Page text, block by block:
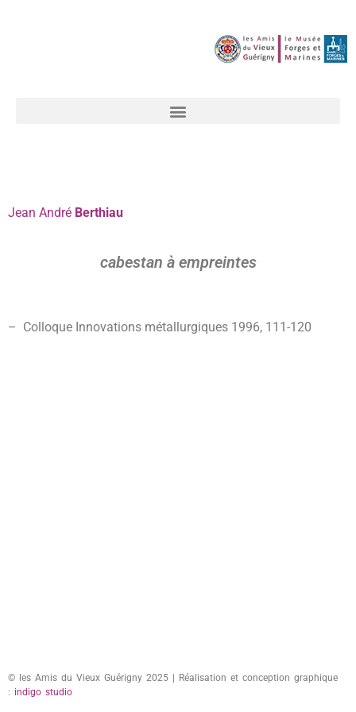
Jean André Berthiau
cabestan à empreintes
– Colloque Innovations métallurgiques 1996, 111-120
© les Amis du Vieux Guérigny 2025 | Réalisation et conception graphique
: indigo studio